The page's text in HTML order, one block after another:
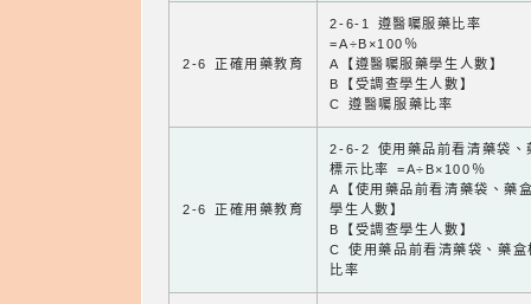
2-6 正確用藥教育
2-6-1 遵醫囑服藥比率
=A÷B×100％
A【遵醫囑服藥學生人數】
B【受調查學生人數】
C 遵醫囑服藥比率
2-6 正確用藥教育
2-6-2 使用藥品前看清藥袋、
標示比率 =A÷B×100％
A【使用藥品前看清藥袋、藥
學生人數】
B【受調查學生人數】
C 使用藥品前看清藥袋、藥盒
比率